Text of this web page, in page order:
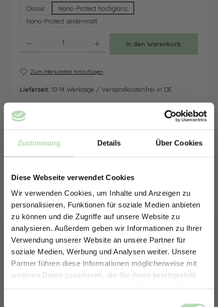
Zustimmung Details Über Cookies
Diese Webseite verwendet Cookies
Wir verwenden Cookies, um Inhalte und Anzeigen zu
personalisieren, Funktionen für soziale Medien anbieten
zu können und die Zugriffe auf unsere Website zu
analysieren. Außerdem geben wir Informationen zu Ihrer
Verwendung unserer Website an unsere Partner für
soziale Medien, Werbung und Analysen weiter. Unsere
Partner führen diese Informationen möglicherweise mit
weiteren Daten zusammen, die Sie ihnen bereitgestellt
haben oder die sie im Rahmen Ihrer Nutzung der Dienste
Classic
Nano-Protect hochglanz
Nano-Protect seidenmatt
In den Warenkorb
Zum Merkzettel hinzufügen
Lieferzeit: 10-14 Werktage / Versandkostenfrei in DE
ERHALTE 5% RABATT AUF
DEINE RÜCKWÄNDE